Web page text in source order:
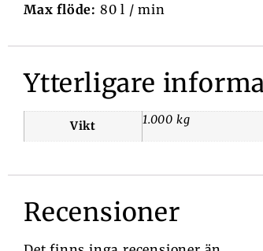
Max flöde: 80 l / min
Ytterligare
Vikt 1.000 kg
Recensioner